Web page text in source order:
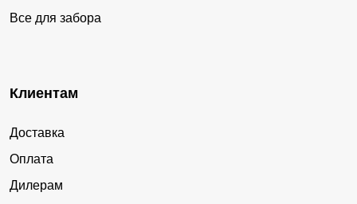
Все для забора
Клиентам
Доставка
Оплата
Дилерам